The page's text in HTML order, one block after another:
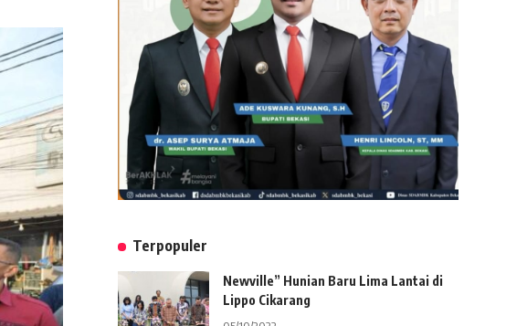
Terpopuler
Newville” Hunian Baru Lima Lantai di
Lippo Cikarang